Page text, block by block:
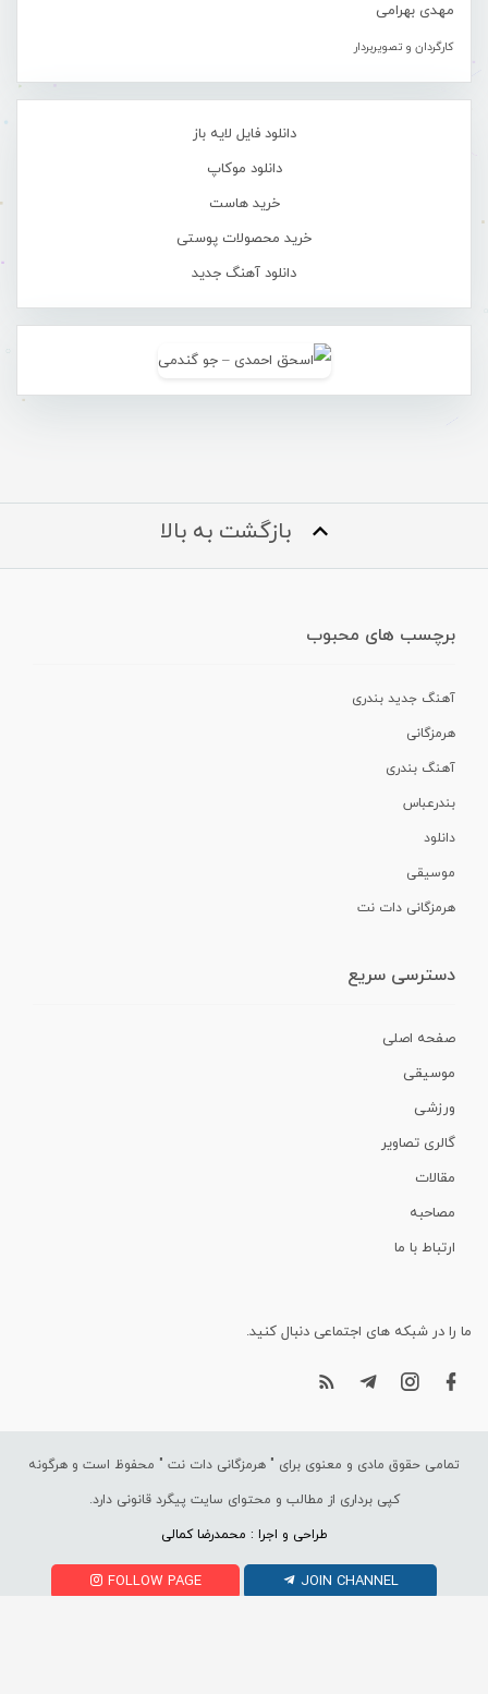
مهدی بهرامی
کارگردان و تصویربردار
دانلود فایل لایه باز
دانلود موکاپ
خرید هاست
خرید محصولات پوستی
دانلود آهنگ جدید
بازگشت به بالا
برچسب های محبوب
آهنگ جدید بندری
هرمزگانی
آهنگ بندری
بندرعباس
دانلود
موسیقی
هرمزگانی دات نت
دسترسی سریع
صفحه اصلی
موسیقی
ورزشی
گالری تصاویر
مقالات
مصاحبه
ارتباط با ما
ما را در شبکه های اجتماعی دنبال کنید.
تمامی حقوق مادی و معنوی برای " هرمزگانی دات نت " محفوظ است و هرگونه
کپی برداری از مطالب و محتوای سایت پیگرد قانونی دارد.
طراحی و اجرا : محمدرضا کمالی
FOLLOW PAGE JOIN CHANNEL